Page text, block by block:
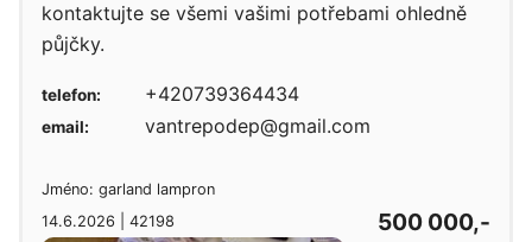
kontaktujte se všemi vašimi potřebami ohledně
půjčky.
Jméno: garland lampron
14.6.2026 | 42198
500 000,-
telefon: +420739364434
email: vantrepodep@gmail.com